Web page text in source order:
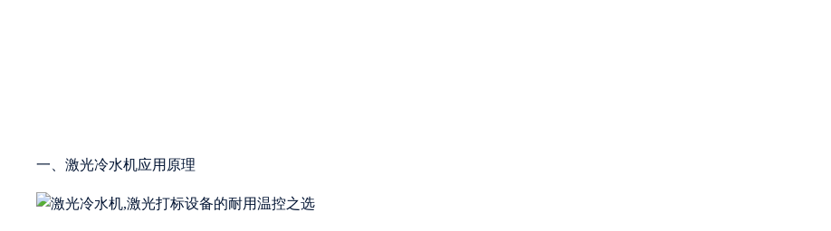
一、激光冷水机应用原理